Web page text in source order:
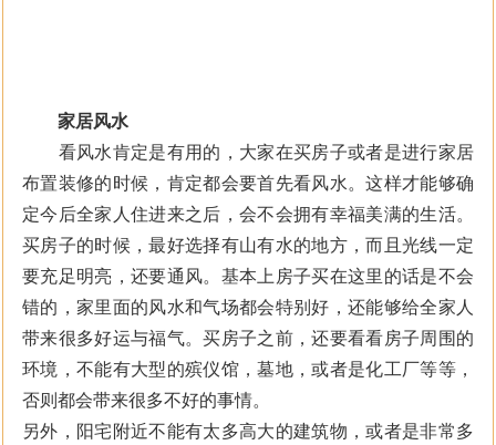
家居风水
看风水肯定是有用的，大家在买房子或者是进行家居
布置装修的时候，肯定都会要首先看风水。这样才能够确
定今后全家人住进来之后，会不会拥有幸福美满的生活。
买房子的时候，最好选择有山有水的地方，而且光线一定
要充足明亮，还要通风。基本上房子买在这里的话是不会
错的，家里面的风水和气场都会特别好，还能够给全家人
带来很多好运与福气。买房子之前，还要看看房子周围的
环境，不能有大型的殡仪馆，墓地，或者是化工厂等等，
否则都会带来很多不好的事情。
另外，阳宅附近不能有太多高大的建筑物，或者是非常多